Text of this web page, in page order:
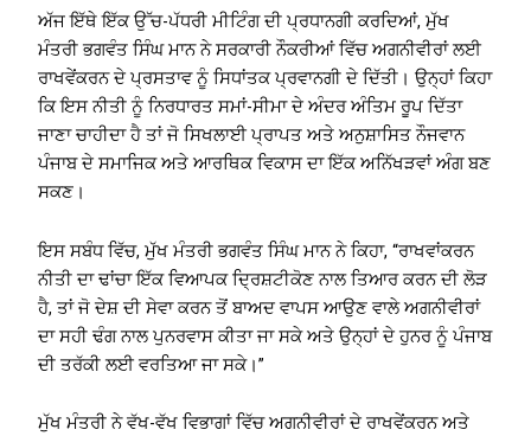
ਅੱਜ ਇੱਥੇ ਇੱਕ ਉੱਚ-ਪੱਧਰੀ ਮੀਟਿੰਗ ਦੀ ਪ੍ਰਧਾਨਗੀ ਕਰਦਿਆਂ, ਮੁੱਖ
ਮੰਤਰੀ ਭਗਵੰਤ ਸਿੰਘ ਮਾਨ ਨੇ ਸਰਕਾਰੀ ਨੌਕਰੀਆਂ ਵਿੱਚ ਅਗਨੀਵੀਰਾਂ ਲਈ
ਰਾਖਵੇਂਕਰਨ ਦੇ ਪ੍ਰਸਤਾਵ ਨੂੰ ਸਿਧਾਂਤਕ ਪ੍ਰਵਾਨਗੀ ਦੇ ਦਿੱਤੀ। ਉਨ੍ਹਾਂ ਕਿਹਾ
ਕਿ ਇਸ ਨੀਤੀ ਨੂੰ ਨਿਰਧਾਰਤ ਸਮਾਂ-ਸੀਮਾ ਦੇ ਅੰਦਰ ਅੰਤਿਮ ਰੂਪ ਦਿੱਤਾ
ਜਾਣਾ ਚਾਹੀਦਾ ਹੈ ਤਾਂ ਜੋ ਸਿਖਲਾਈ ਪ੍ਰਾਪਤ ਅਤੇ ਅਨੁਸ਼ਾਸਿਤ ਨੌਜਵਾਨ
ਪੰਜਾਬ ਦੇ ਸਮਾਜਿਕ ਅਤੇ ਆਰਥਿਕ ਵਿਕਾਸ ਦਾ ਇੱਕ ਅਨਿੱਖੜਵਾਂ ਅੰਗ ਬਣ
ਸਕਣ।
ਇਸ ਸਬੰਧ ਵਿੱਚ, ਮੁੱਖ ਮੰਤਰੀ ਭਗਵੰਤ ਸਿੰਘ ਮਾਨ ਨੇ ਕਿਹਾ, “ਰਾਖਵਾਂਕਰਨ
ਨੀਤੀ ਦਾ ਢਾਂਚਾ ਇੱਕ ਵਿਆਪਕ ਦ੍ਰਿਸ਼ਟੀਕੋਣ ਨਾਲ ਤਿਆਰ ਕਰਨ ਦੀ ਲੋੜ
ਹੈ, ਤਾਂ ਜੋ ਦੇਸ਼ ਦੀ ਸੇਵਾ ਕਰਨ ਤੋਂ ਬਾਅਦ ਵਾਪਸ ਆਉਣ ਵਾਲੇ ਅਗਨੀਵੀਰਾਂ
ਦਾ ਸਹੀ ਢੰਗ ਨਾਲ ਪੁਨਰਵਾਸ ਕੀਤਾ ਜਾ ਸਕੇ ਅਤੇ ਉਨ੍ਹਾਂ ਦੇ ਹੁਨਰ ਨੂੰ ਪੰਜਾਬ
ਦੀ ਤਰੱਕੀ ਲਈ ਵਰਤਿਆ ਜਾ ਸਕੇ।”
ਮੁੱਖ ਮੰਤਰੀ ਨੇ ਵੱਖ-ਵੱਖ ਵਿਭਾਗਾਂ ਵਿੱਚ ਅਗਨੀਵੀਰਾਂ ਦੇ ਰਾਖਵੇਂਕਰਨ ਅਤੇ